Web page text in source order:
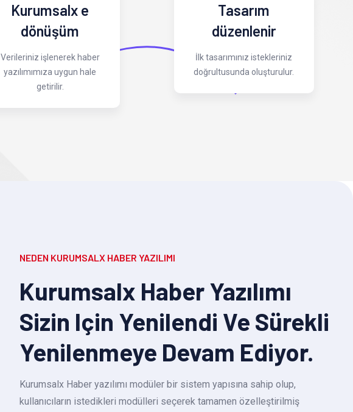
Kurumsalx e
dönüşüm
Verileriniz işlenerek haber
yazılımımıza uygun hale
getirilir.
Tasarım
düzenlenir
İlk tasarımınız istekleriniz
doğrultusunda oluşturulur.
NEDEN KURUMSALX HABER YAZILIMI
Kurumsalx Haber Yazılımı
Sizin Için Yenilendi Ve Sürekli
Yenilenmeye Devam Ediyor.
Kurumsalx Haber yazılımı modüler bir sistem yapısına sahip olup,
kullanıcıların istedikleri modülleri seçerek tamamen özelleştirilmiş